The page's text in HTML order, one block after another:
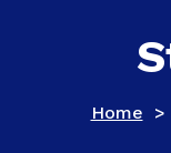
Home >